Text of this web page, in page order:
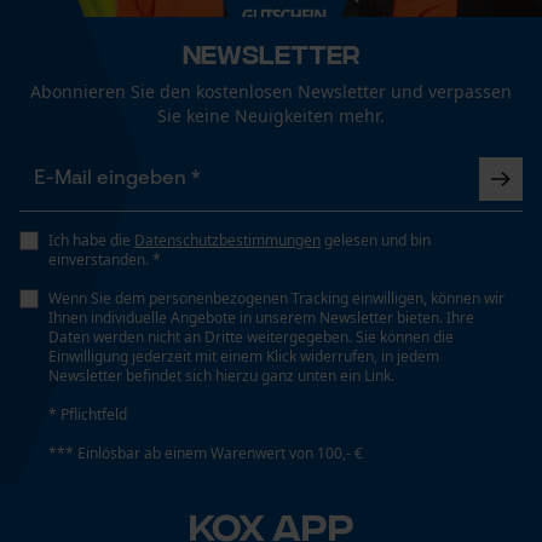
Geschlecht
Optik/Muster
Zweifarbig
Taschentyp
Brusttasche, Eingrifftaschen, Jackentaschen,
Angenehm zu tragen. Lieber eine Nummer
größer bestellen damit man noch etwas
darunterziehen kann. Der Kragen könnte etwas
enger anliegen denn hier zieht es rein. In allem
doch ein empfehlendwertes gutes Produkt.
Newsletter
Abonnieren Sie den kostenlosen Newsletter und verpassen
Sie keine Neuigkeiten mehr.
Ich habe die Datenschutzbestimmungen gelesen und bin
einverstanden. *
Wenn Sie dem personenbezogenen Tracking einwilligen, können wir
Ihnen individuelle Angebote in unserem Newsletter bieten. Ihre
Daten werden nicht an Dritte weitergegeben. Sie können die
Einwilligung jederzeit mit einem Klick widerrufen, in jedem
Newsletter befindet sich hierzu ganz unten ein Link.
* Pflichtfeld
*** Einlösbar ab einem Warenwert von 100,- €
KOX APP
Statistik Cookies
Mouseflow Web Analytics Tool
Fact-Finder Tracking
Funktionale Cookies